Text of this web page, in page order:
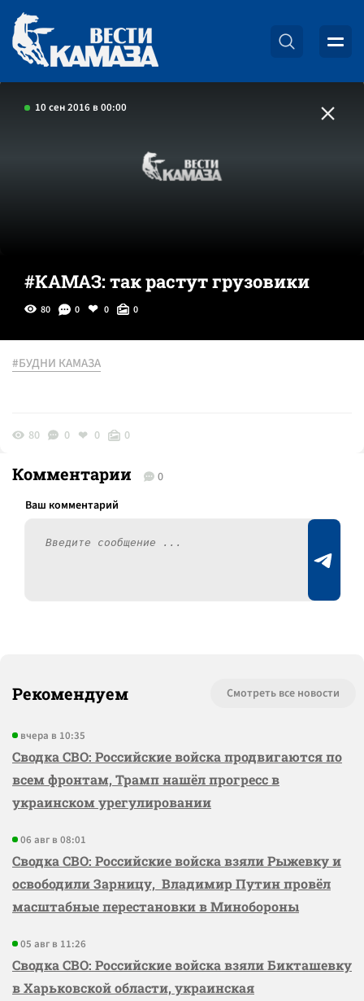
10 сен 2016 в 00:00
#КАМАЗ: так растут грузовики
80 0 0 0
#БУДНИ КАМАЗА
80 0 0 0
Комментарии 0
Рекомендуем Смотреть все новости
вчера в 10:35
Сводка СВО: Российские войска продвигаются по
всем фронтам, Трамп нашёл прогресс в
украинском урегулировании
06 авг в 08:01
Сводка СВО: Российские войска взяли Рыжевку и
освободили Зарницу, Владимир Путин провёл
масштабные перестановки в Минобороны
05 авг в 11:26
Сводка СВО: Российские войска взяли Бикташевку
в Харьковской области, украинская